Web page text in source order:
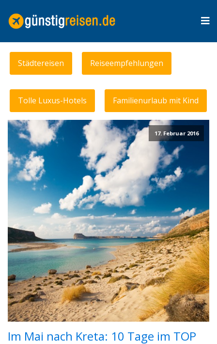
Städtereisen Reiseempfehlungen
Tolle Luxus-Hotels Familienurlaub mit Kind
17. Februar 2016
Im Mai nach Kreta: 10 Tage im TOP